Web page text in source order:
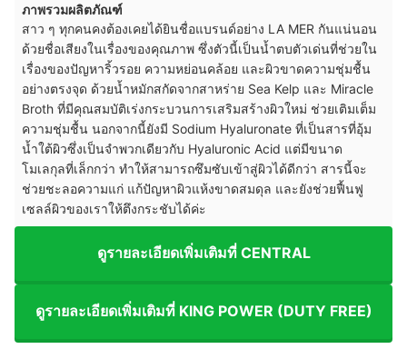
ภาพรวมผลิตภัณฑ์
สาว ๆ ทุกคนคงต้องเคยได้ยินชื่อแบรนด์อย่าง LA MER กันแน่นอน
ด้วยชื่อเสียงในเรื่องของคุณภาพ ซึ่งตัวนี้เป็นน้ำตบตัวเด่นที่ช่วยใน
เรื่องของปัญหาริ้วรอย ความหย่อนคล้อย และผิวขาดความชุ่มชื้น
อย่างตรงจุด ด้วยน้ำหมักสกัดจากสาหร่าย Sea Kelp และ Miracle
Broth ที่มีคุณสมบัติเร่งกระบวนการเสริมสร้างผิวใหม่ ช่วยเติมเต็ม
ความชุ่มชื้น นอกจากนี้ยังมี Sodium Hyaluronate ที่เป็นสารที่อุ้ม
น้ำใต้ผิวซึ่งเป็นจำพวกเดียวกับ Hyaluronic Acid แต่มีขนาด
โมเลกุลที่เล็กกว่า ทำให้สามารถซึมซับเข้าสู่ผิวได้ดีกว่า สารนี้จะ
ช่วยชะลอความแก่ แก้ปัญหาผิวแห้งขาดสมดุล และยังช่วยฟื้นฟู
เซลล์ผิวของเราให้ตึงกระชับได้ค่ะ
ดูรายละเอียดเพิ่มเติมที่ CENTRAL
ดูรายละเอียดเพิ่มเติมที่ KING POWER (DUTY FREE)